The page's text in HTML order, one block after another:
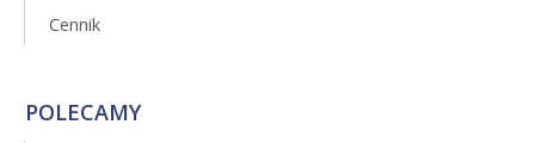
Cennik
POLECAMY